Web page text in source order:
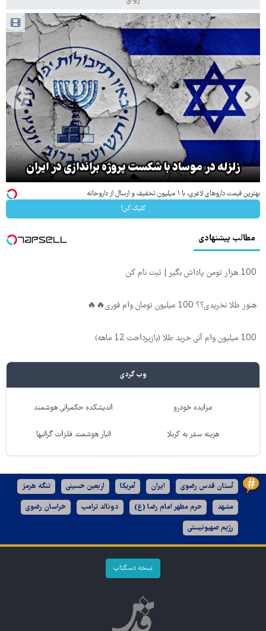
زلزله در موساد با شکست پروژه براندازی در ایران
بهترین قیمت داروهای لاغری، با ۱ میلیون تخفیف و ارسال از داروخانه‌
کلیک کن!
مطالب پیشنهادی
100 هزار تومن پاداش بگیر | ثبت نام کن
هنوز طلا نخریدی؟؟ 100 میلیون تومان وام فوری🔥🔥
100 میلیون وام آنی خرید طلا (بازپرداخت 12 ماهه)
وب گردی
مزایده خودرو اندیشکده حکمرانی هوشمند
هزینه سفر به کربلا انبار هوشمند فلزات گرانبها
آستان قدس رضوی ایران آمریکا اربعین حسینی تنگه هرمز
مشهد حرم مطهر امام رضا (ع) دونالد ترامپ خراسان رضوی
رژیم صهیونیستی
نسخه دسکتاپ